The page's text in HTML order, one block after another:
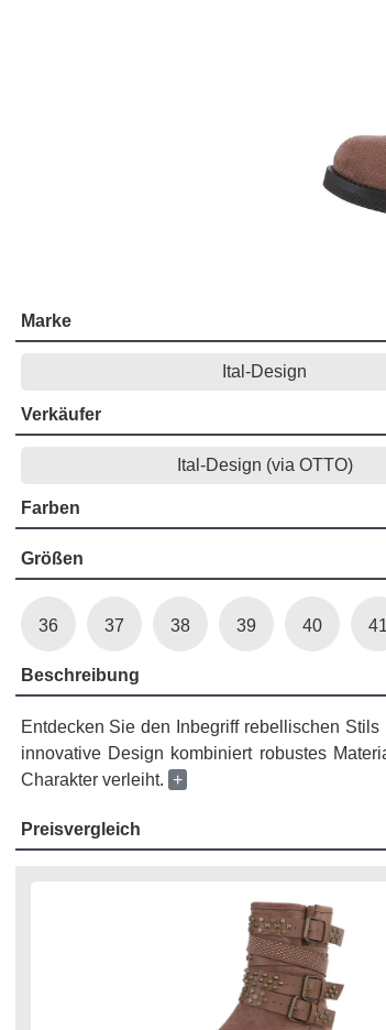
Marke
Ital-Design
Verkäufer
Ital-Design (via OTTO)
Farben
Größen
36 37 38 39 40 41
Beschreibung
Entdecken Sie den Inbegriff rebellischen
innovative Design kombiniert robustes
Charakter verleiht. +
Preisvergleich